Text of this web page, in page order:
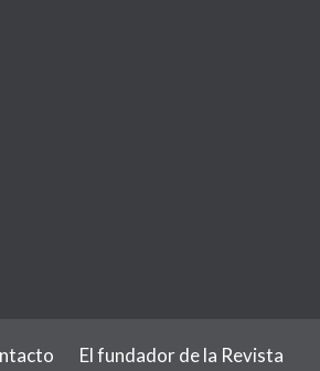
El fundador de la Revista